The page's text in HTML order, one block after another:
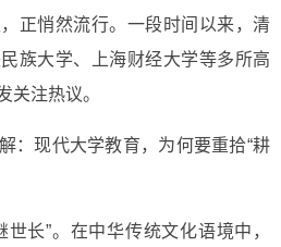
正悄然流行。一段时间以来，清
族大学、上海财经大学等多所高
关注热议。
：现代大学教育，为何要重拾“耕
长”。在中华传统文化语境中，